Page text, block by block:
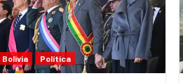
Bolivia Política